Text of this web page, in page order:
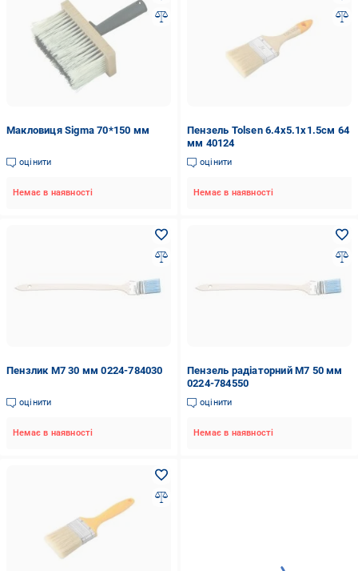
Макловиця Sigma 70*150 мм
оцінити
Немає в наявності
Пензель Tolsen 6.4x5.1x1.5см 64
мм 40124
оцінити
Немає в наявності
Пензлик M7 30 мм 0224-784030
оцінити
Немає в наявності
Пензель радіаторний M7 50 мм
0224-784550
оцінити
Немає в наявності